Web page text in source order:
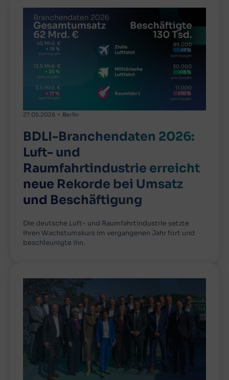
27.05.2026 Berlin
BDLI-Branchendaten 2026:
Luft- und
Raumfahrtindustrie erreicht
neue Rekorde bei Umsatz
und Beschäftigung
Die deutsche Luft- und Raumfahrtindustrie setzte
ihren Wachstumskurs im vergangenen Jahr fort und
beschleunigte ihn.